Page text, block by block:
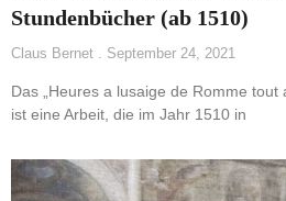
Stundenbücher (ab 1510)
Claus Bernet September 24, 2021
Das „Heures a lusaige de Romme tout
ist eine Arbeit, die im Jahr 1510 in